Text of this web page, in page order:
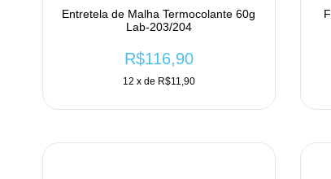
Entretela de Malha Termocolante 60g
Lab-203/204
R$116,90
12 x de R$11,90